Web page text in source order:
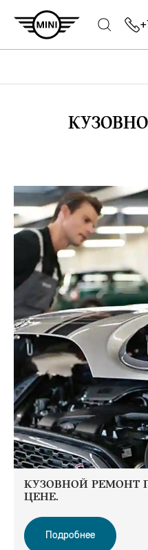
КУЗОВНОЙ РЕМОНТ
ЦЕНЕ.
Подробнее